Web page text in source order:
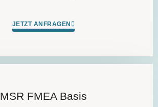
JETZT ANFRAGEN
MSR FMEA Basis